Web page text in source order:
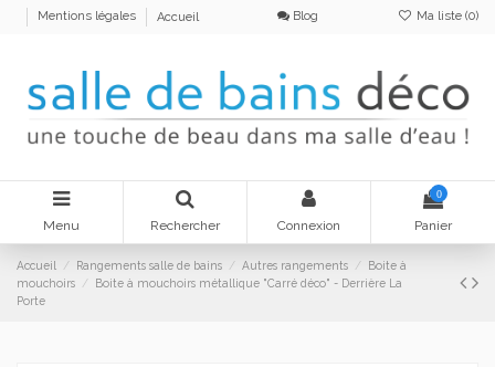
Mentions légales Accueil Blog Ma liste (0)
Menu Rechercher Connexion
0
Panier
Accueil Rangements salle de bains Autres rangements
Boite à
mouchoirs
Boite à mouchoirs métallique "Carré déco" - Derrière La
Porte